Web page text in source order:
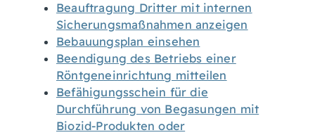
Beauftragung Dritter mit internen
Sicherungsmaßnahmen anzeigen
Bebauungsplan einsehen
Beendigung des Betriebs einer
Röntgeneinrichtung mitteilen
Befähigungsschein für die
Durchführung von Begasungen mit
Biozid-Produkten oder